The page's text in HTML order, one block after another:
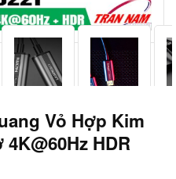
Vỏ Hợp Kim
HDR